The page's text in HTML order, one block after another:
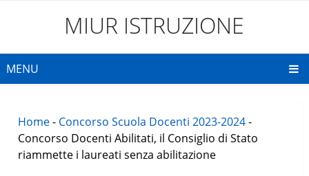
MIUR ISTRUZIONE
MENU
Home- Concorso Scuola Docenti 2023-2024-
Concorso Docenti Abilitati, il Consiglio di Stato
riammette i laureati senza abilitazione